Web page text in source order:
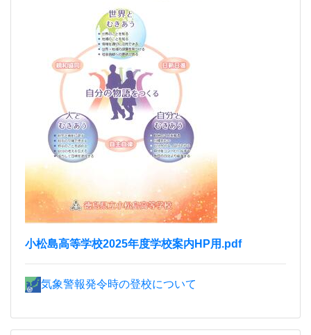
小松島高等学校2025年度学校案内HP用.pdf
気象警報発令時の登校について